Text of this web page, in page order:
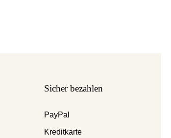
Sicher bezahlen
PayPal
Kreditkarte